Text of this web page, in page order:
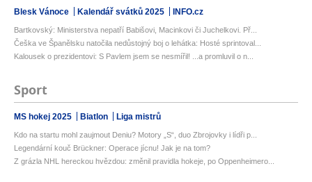
Blesk Vánoce Kalendář svátků 2025 INFO.cz
Bartkovský: Ministerstva nepatří Babišovi, Macinkovi či Juchelkovi. Př...
Češka ve Španělsku natočila nedůstojný boj o lehátka: Hosté sprintoval...
Kalousek o prezidentovi: S Pavlem jsem se nesmířil! ...a promluvil o n...
Sport
MS hokej 2025 Biatlon Liga mistrů
Kdo na startu mohl zaujmout Deniu? Motory „S“, duo Zbrojovky i lídři p...
Legendární kouč Brückner: Operace jícnu! Jak je na tom?
Z grázla NHL hereckou hvězdou: změnil pravidla hokeje, po Oppenheimero...